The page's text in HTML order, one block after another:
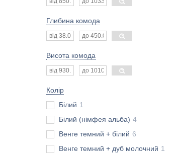
Глибина комода
Висота комода
Колір
Білий 1
Білий (німфея альба) 4
Венге темний + білий 6
Венге темний + дуб молочний 1